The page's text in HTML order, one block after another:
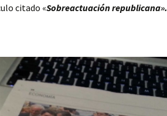
citado «Sobreactuación republicana».